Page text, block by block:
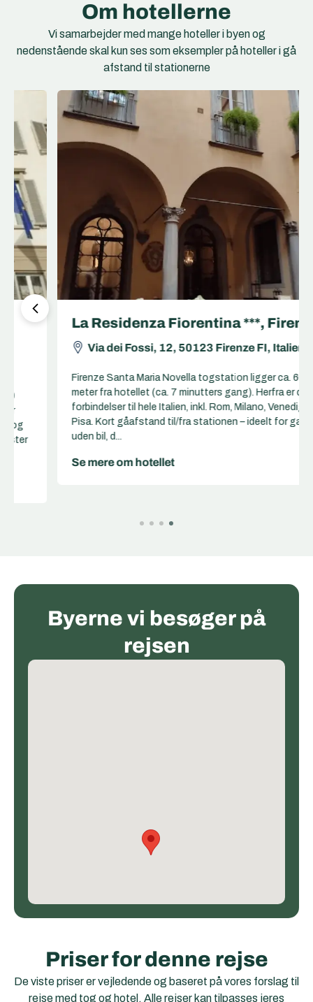
Om hotellerne
Vi samarbejder med mange hoteller i byen og
nedenstående skal kun ses som eksempler på hoteller i gå
afstand til stationerne
La Residenza Fiorentina ***, Firenze
Via dei Fossi, 12, 50123 Firenze FI, Italien
Firenze Santa Maria Novella togstation ligger ca. 600
meter fra hotellet (ca. 7 minutters gang). Herfra er der
forbindelser til hele Italien, inkl. Rom, Milano, Venedig og
Pisa. Kort gåafstand til/fra stationen – ideelt for gæster
uden bil, d...
Se mere om hotellet
Byerne vi besøger på
rejsen
Priser for denne rejse
De viste priser er vejledende og baseret på vores forslag til
rejse med tog og hotel. Alle rejser kan tilpasses jeres